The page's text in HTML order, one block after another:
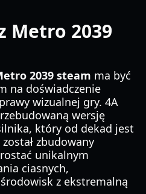
Metro 2039
2039 steam ma być
na doświadczenie
wizualnej gry. 4A
wersję
który od dekad jest
zbudowany
unikalnym
ciasnych,
z ekstremalną